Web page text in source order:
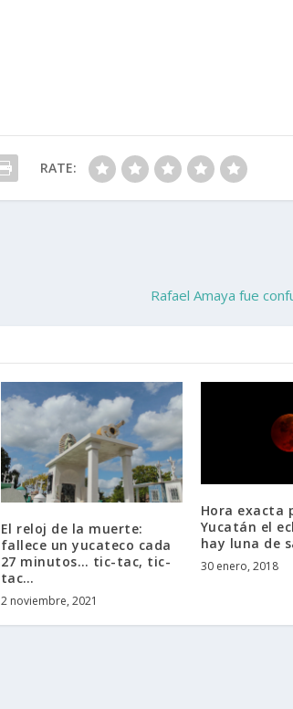
RATE:
Rafael Amaya fue
El reloj de la muerte:
fallece un yucateco cada
27 minutos… tic-tac, tic-
tac…
2 noviembre, 2021
Hora exacta
Yucatán el
hay luna de
30 enero, 2018